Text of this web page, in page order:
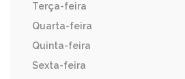
Terça-feira
Quarta-feira
Quinta-feira
Sexta-feira